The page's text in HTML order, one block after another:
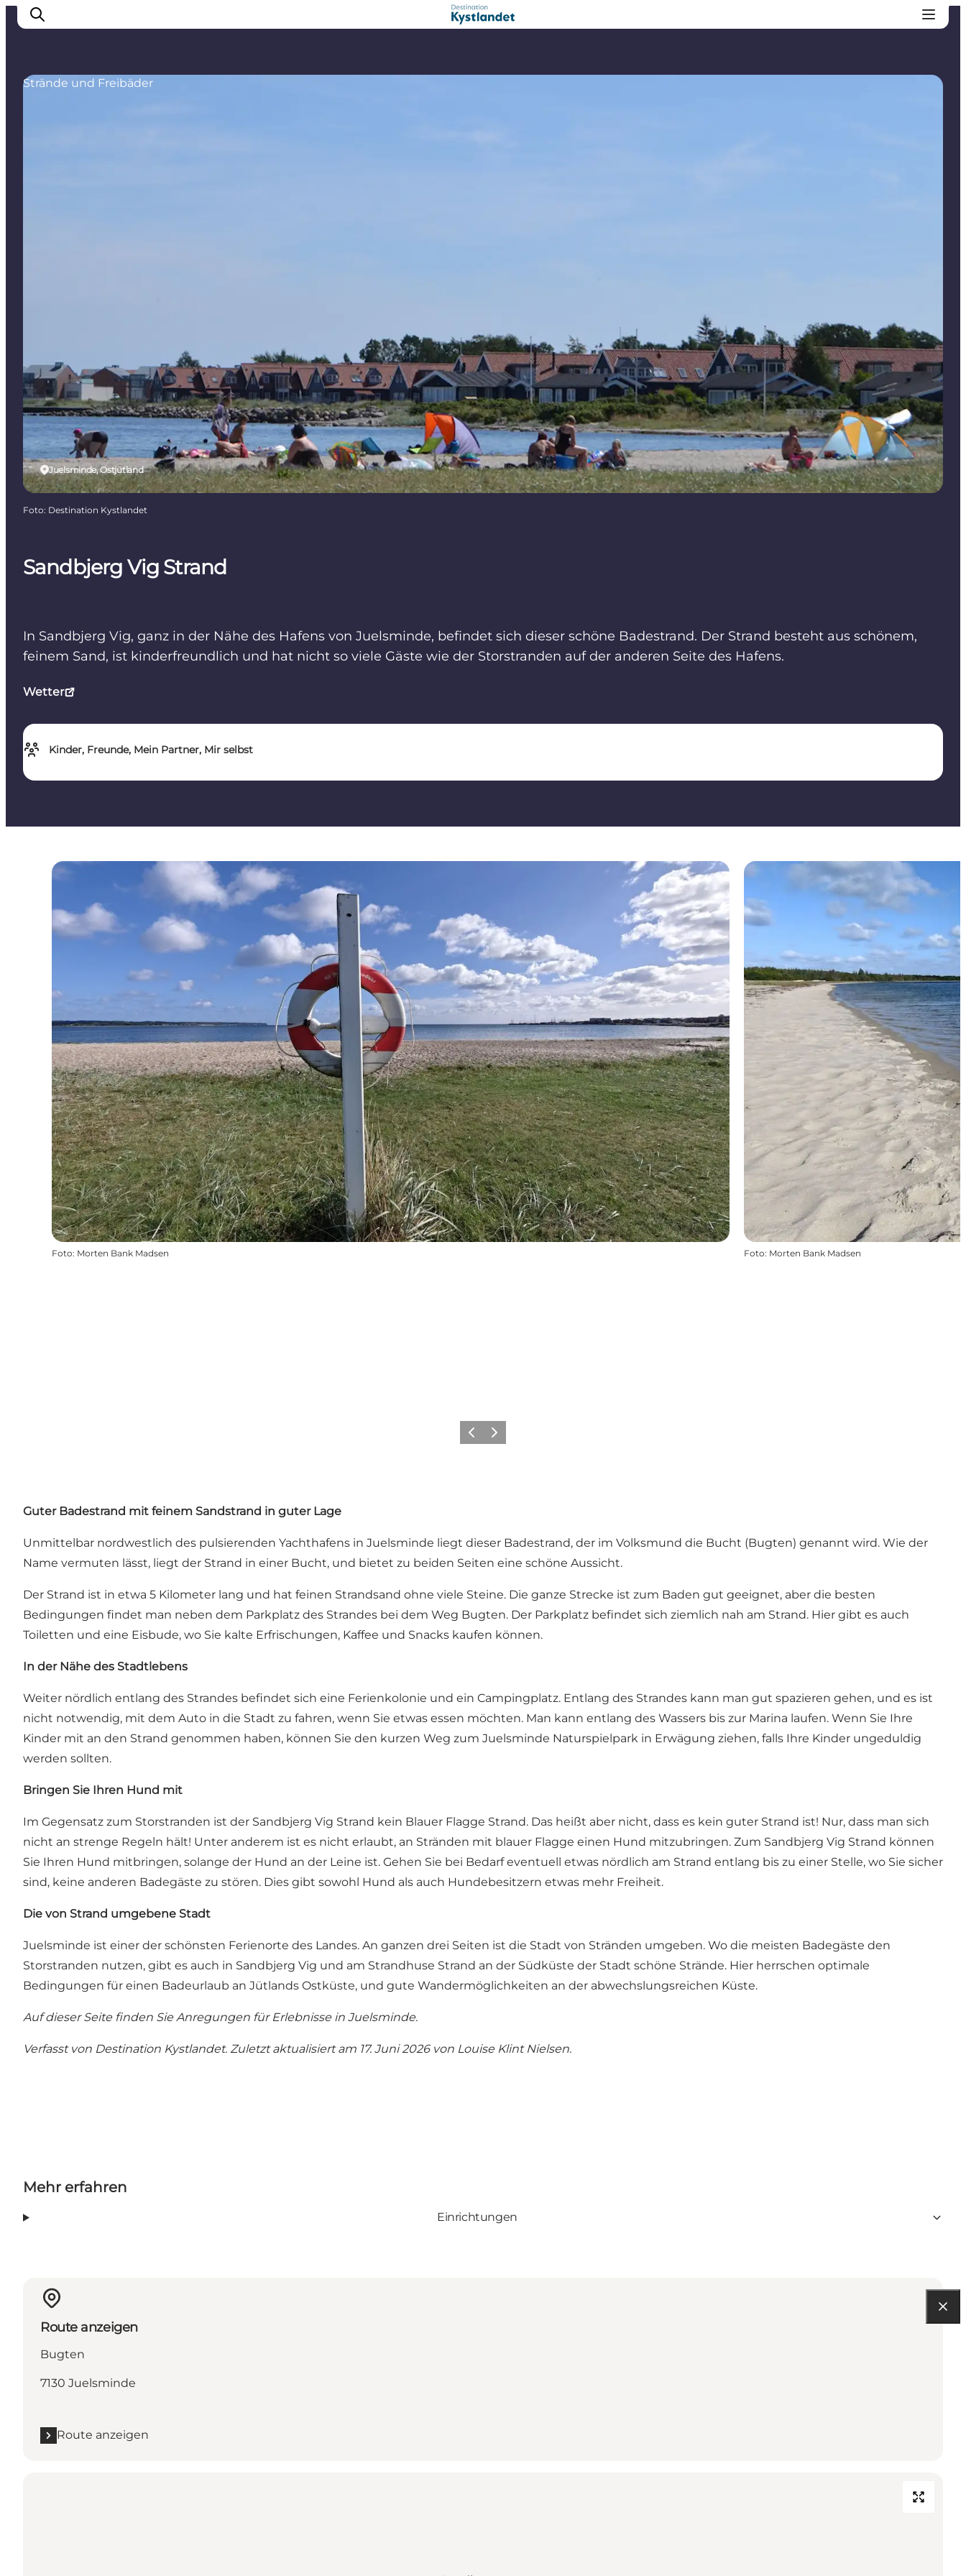
Sandbjerg Vig Strand
In Sandbjerg Vig, ganz in der Nähe des Hafens von Juelsminde, befindet sich dieser schöne Badestrand. Der Strand besteht aus schönem,
feinem Sand, ist kinderfreundlich und hat nicht so viele Gäste wie der Storstranden auf der anderen Seite des Hafens.
Wetter
Kinder, Freunde, Mein Partner, Mir selbst
Juelsminde, Ostjütland
Strände und Freibäder
Foto: Destination Kystlandet
Foto: Morten Bank Madsen Foto: Morten Bank Madsen
ZurückWeiter
Guter Badestrand mit feinem Sandstrand in guter Lage
Unmittelbar nordwestlich des pulsierenden Yachthafens in Juelsminde liegt dieser Badestrand, der im Volksmund die Bucht (Bugten) genannt wird. Wie der
Name vermuten lässt, liegt der Strand in einer Bucht, und bietet zu beiden Seiten eine schöne Aussicht.
Der Strand ist in etwa 5 Kilometer lang und hat feinen Strandsand ohne viele Steine. Die ganze Strecke ist zum Baden gut geeignet, aber die besten
Bedingungen findet man neben dem Parkplatz des Strandes bei dem Weg Bugten. Der Parkplatz befindet sich ziemlich nah am Strand. Hier gibt es auch
Toiletten und eine Eisbude, wo Sie kalte Erfrischungen, Kaffee und Snacks kaufen können.
In der Nähe des Stadtlebens
Weiter nördlich entlang des Strandes befindet sich eine Ferienkolonie und ein Campingplatz. Entlang des Strandes kann man gut spazieren gehen, und es ist
nicht notwendig, mit dem Auto in die Stadt zu fahren, wenn Sie etwas essen möchten. Man kann entlang des Wassers bis zur Marina laufen. Wenn Sie Ihre
Kinder mit an den Strand genommen haben, können Sie den kurzen Weg zum Juelsminde Naturspielpark in Erwägung ziehen, falls Ihre Kinder ungeduldig
werden sollten.
Bringen Sie Ihren Hund mit
Im Gegensatz zum Storstranden ist der Sandbjerg Vig Strand kein Blauer Flagge Strand. Das heißt aber nicht, dass es kein guter Strand ist! Nur, dass man sich
nicht an strenge Regeln hält! Unter anderem ist es nicht erlaubt, an Stränden mit blauer Flagge einen Hund mitzubringen. Zum Sandbjerg Vig Strand können
Sie Ihren Hund mitbringen, solange der Hund an der Leine ist. Gehen Sie bei Bedarf eventuell etwas nördlich am Strand entlang bis zu einer Stelle, wo Sie sicher
sind, keine anderen Badegäste zu stören. Dies gibt sowohl Hund als auch Hundebesitzern etwas mehr Freiheit.
Die von Strand umgebene Stadt
Juelsminde ist einer der schönsten Ferienorte des Landes. An ganzen drei Seiten ist die Stadt von Stränden umgeben. Wo die meisten Badegäste den
Storstranden nutzen, gibt es auch in Sandbjerg Vig und am Strandhuse Strand an der Südküste der Stadt schöne Strände. Hier herrschen optimale
Bedingungen für einen Badeurlaub an Jütlands Ostküste, und gute Wandermöglichkeiten an der abwechslungsreichen Küste.
Auf dieser Seite finden Sie Anregungen für Erlebnisse in Juelsminde.
Verfasst von Destination Kystlandet. Zuletzt aktualisiert am 17. Juni 2026 von Louise Klint Nielsen.
Mehr erfahren
Einrichtungen
Route anzeigen
Bugten
7130 Juelsminde
Route anzeigen